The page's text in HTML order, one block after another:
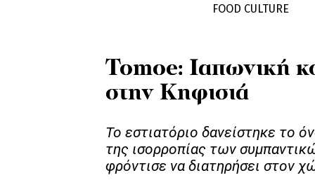
FOOD CULTURE
Tomoe: Ιαπωνική
στην Κηφισιά
Το εστιατόριο δανείστηκε το
της ισορροπίας των
φρόντισε να διατηρήσει στον